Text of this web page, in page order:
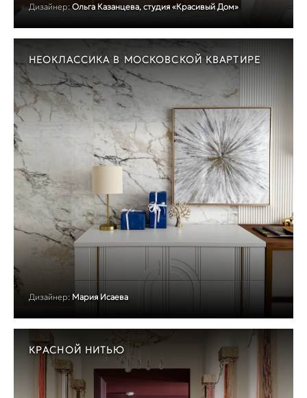
Дизайнер: Ольга Казанцева, студия «Красивый Дом»
НЕОКЛАССИКА В МОСКОВСКОЙ КВАРТИРЕ
Дизайнер: Мария Исаева
КРАСНОЙ НИТЬЮ